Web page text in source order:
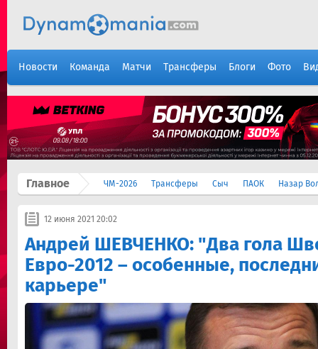
Новости Команда Матчи Трансферы Блоги Фото
Главное ЧМ-2026 Трансферы Сыч ПАОК Назар
12 июня 2021 20:02
Андрей ШЕВЧЕНКО: "Два гола
Евро-2012 – особенные,
карьере"